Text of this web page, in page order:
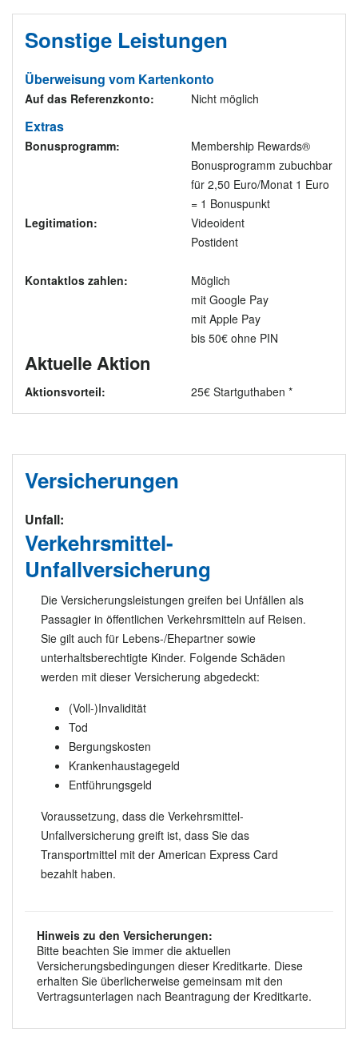
Sonstige Leistungen
Überweisung vom Kartenkonto
Auf das Referenzkonto: Nicht möglich
Extras
Bonusprogramm:
Membership Rewards®
Bonusprogramm zubuchbar
für 2,50 Euro/Monat 1 Euro
= 1 Bonuspunkt
Legitimation:
Videoident
Postident
Kontaktlos zahlen:
Möglich
mit Google Pay
mit Apple Pay
bis 50€ ohne PIN
Aktuelle Aktion
Aktionsvorteil: 25€ Startguthaben *
Versicherungen
Unfall:
Verkehrsmittel-
Unfallversicherung
Die Versicherungsleistungen greifen bei Unfällen als
Passagier in öffentlichen Verkehrsmitteln auf Reisen.
Sie gilt auch für Lebens-/Ehepartner sowie
unterhaltsberechtigte Kinder. Folgende Schäden
werden mit dieser Versicherung abgedeckt:
(Voll-)Invalidität
Tod
Bergungskosten
Krankenhaustagegeld
Entführungsgeld
Voraussetzung, dass die Verkehrsmittel-
Unfallversicherung greift ist, dass Sie das
Transportmittel mit der American Express Card
bezahlt haben.
Hinweis zu den Versicherungen:
Bitte beachten Sie immer die aktuellen
Versicherungsbedingungen dieser Kreditkarte. Diese
erhalten Sie überlicherweise gemeinsam mit den
Vertragsunterlagen nach Beantragung der Kreditkarte.